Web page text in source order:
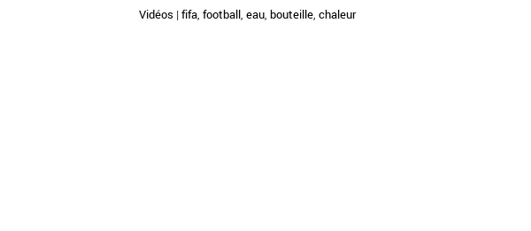
Vidéos | fifa football eau bouteille chaleur